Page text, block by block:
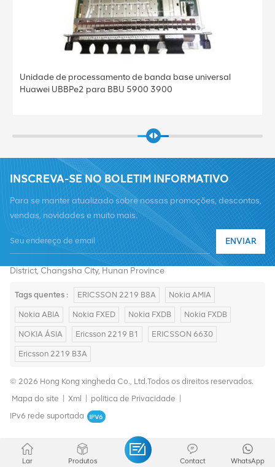
Unidade de processamento de banda base universal
Huawei UBBPe4 para BBU 5900 3900
INSCREVA-SE NO BOLETIM INFORMATIVO
Para se manter atualizado sobre nossas promoções, descontos,
vendas, novidades e muito mais.
ENVIAR
E-mail :summer@chinaxingheda.com
Endereço : 2506 Xidi Building, No. 8 Fenglin Third Road,Yuelu
District, Changsha City, Hunan Province
Tags quentes : ERICSSON 2219 B8A Nokia AMIA
Nokia ABIA Nokia FXED Nokia FXDB Nokia FXDB
NOKIA ÁSIA Ericsson 2219 B1 ERICSSON 6630
Ericsson 2219 B3A
© 2026 Hong Kong xingheda Co., Ltd.Todos os direitos reservados.
Mapa do site
Xml política de Privacidade
IPv6 rede suportada
Lar Produtos WhatsApp
Contact